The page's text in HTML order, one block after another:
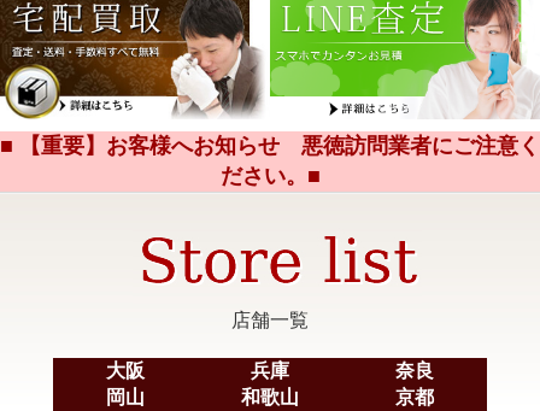
■ 【重要】お客様へお知らせ 悪徳訪問業者にご注意く
ださい。■
店舗一覧
大阪 兵庫
奈良
岡山
和歌山
京都